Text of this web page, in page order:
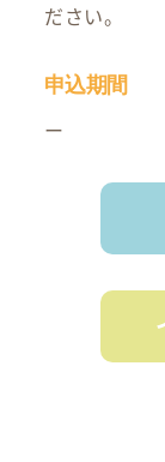
ださい。
申込期間
ー